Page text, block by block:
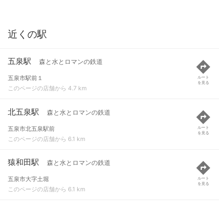
近くの駅
五泉駅 森と水とロマンの鉄道
五泉市駅前１
このページの店舗から 4.7 km
ルート
を見る
北五泉駅 森と水とロマンの鉄道
五泉市北五泉駅前
このページの店舗から 6.1 km
ルート
を見る
猿和田駅 森と水とロマンの鉄道
五泉市大字土堀
このページの店舗から 6.1 km
ルート
を見る